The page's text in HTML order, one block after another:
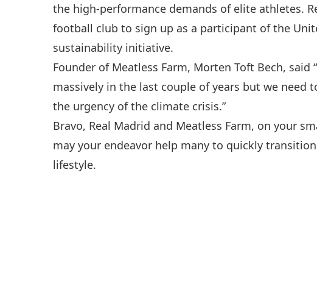
the high-performance demands of elite athletes.
football club to sign up as a participant of the
sustainability initiative.
Founder of Meatless Farm, Morten Toft Bech, said
massively in the last couple of years but we need
the urgency of the climate crisis.”
Bravo, Real Madrid and Meatless Farm, on your
may your endeavor help many to quickly
lifestyle.